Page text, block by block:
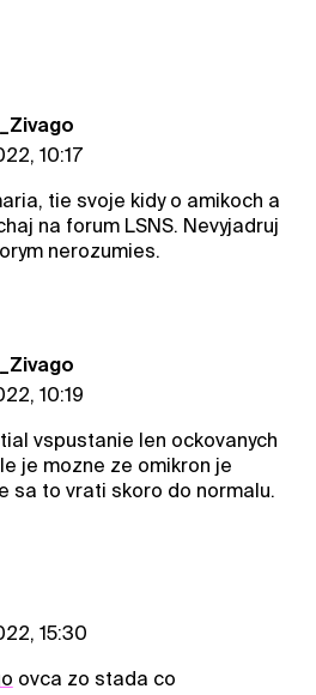
10:17
tie svoje kidy o amikoch a
na forum LSNS. Nevyjadruj
nerozumies.
10:19
vspustanie len ockovanych
je mozne ze omikron je
sa to vrati skoro do normalu.
15:30
ovca zo stada co